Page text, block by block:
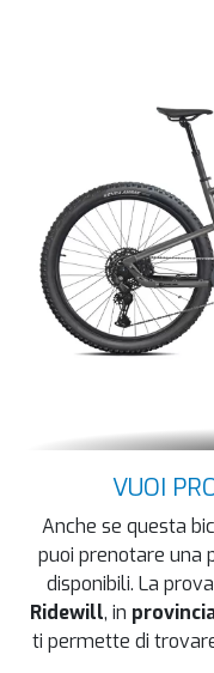
VUOI
Anche se questa
puoi prenotare una
disponibili. La
Ridewill, in
ti permette di